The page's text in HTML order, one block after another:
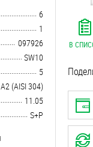
6
1
097926
SW10
5
А2 (AISI 304)
11.05
S+P
В